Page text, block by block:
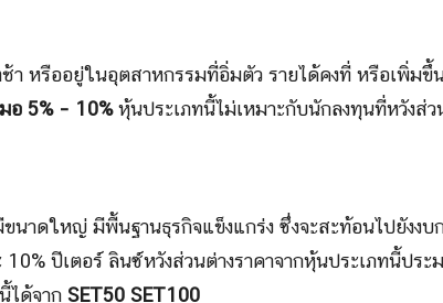
2
า หรืออยู่ในอุตสาหกรรมที่อิ่มตัว รายได้คงที่ หรือเพิ่มขึ้
อ 5% – 10%หุ้นประเภทนี้ไม่เหมาะกับนักลงทุนที่หวังส่ว
นาดใหญ่ มีพื้นฐานธุรกิจแข็งแกร่ง ซึ่งจะสะท้อนไปยังงบ
ปีเตอร์ ลินซ์หวังส่วนต่างราคาจากหุ้นประเภทนี้ปร
ได้จาก SET50 SET100